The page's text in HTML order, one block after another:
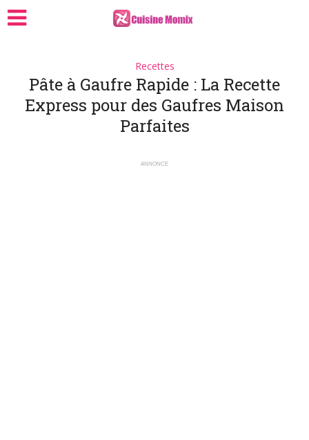
Recettes
Pâte à Gaufre Rapide : La Recette
Express pour des Gaufres Maison
Parfaites
ANNONCE